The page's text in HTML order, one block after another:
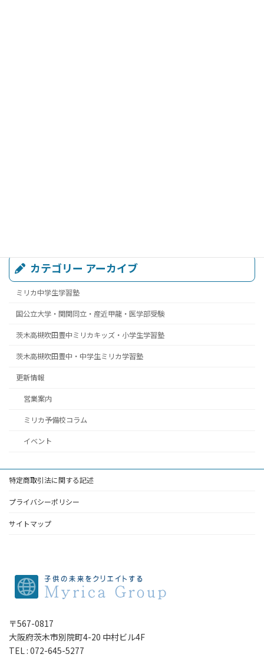
カテゴリー アーカイブ
ミリカ中学生学習塾
国公立大学・関関同立・産近甲龍・医学部受験
茨木高槻吹田豊中ミリカキッズ・小学生学習塾
茨木高槻吹田豊中・中学生ミリカ学習塾
更新情報
営業案内
ミリカ予備校コラム
イベント
特定商取引法に関する記述
プライバシーポリシー
サイトマップ
〒567-0817
大阪府茨木市別院町4-20 中村ビル4F
TEL : 072-645-5277